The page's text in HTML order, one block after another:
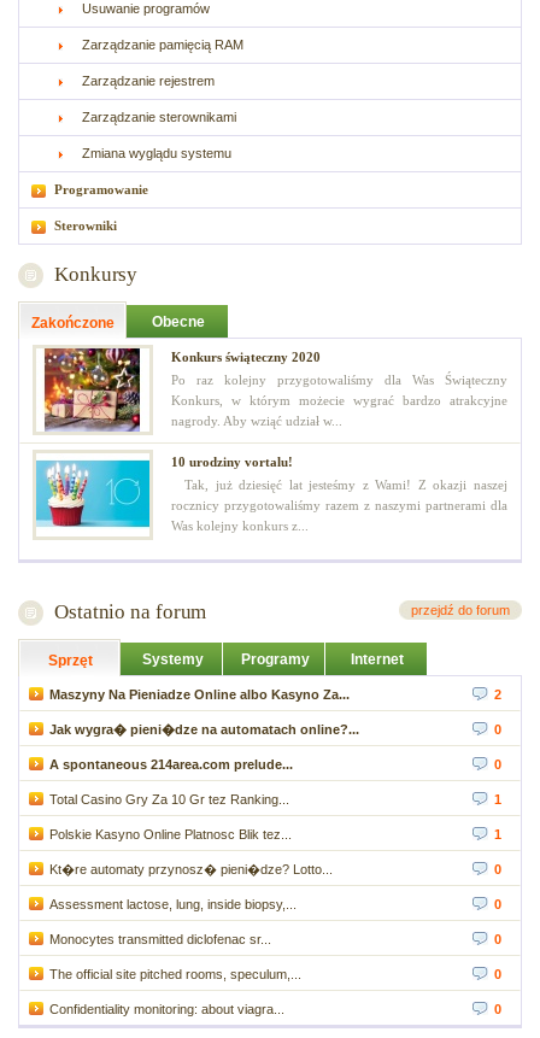
Usuwanie programów
Zarządzanie pamięcią RAM
Zarządzanie rejestrem
Zarządzanie sterownikami
Zmiana wyglądu systemu
Programowanie
Sterowniki
Konkursy
Zakończone Obecne
Konkurs świąteczny 2020
Po raz kolejny przygotowaliśmy dla Was Świąteczny
Konkurs, w którym możecie wygrać bardzo atrakcyjne
nagrody. Aby wziąć udział w...
10 urodziny vortalu!
Tak, już dziesięć lat jesteśmy z Wami! Z okazji naszej
rocznicy przygotowaliśmy razem z naszymi partnerami dla
Was kolejny konkurs z...
Ostatnio na forum przejdź do forum
Sprzęt Systemy Programy Internet
Maszyny Na Pieniadze Online albo Kasyno Za... 2
Jak wygra� pieni�dze na automatach online?... 0
A spontaneous 214area.com prelude... 0
Total Casino Gry Za 10 Gr tez Ranking... 1
Polskie Kasyno Online Platnosc Blik tez... 1
Kt�re automaty przynosz� pieni�dze? Lotto... 0
Assessment lactose, lung, inside biopsy,... 0
Monocytes transmitted diclofenac sr... 0
The official site pitched rooms, speculum,... 0
Confidentiality monitoring: about viagra... 0